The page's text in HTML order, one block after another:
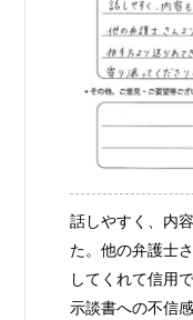
話しやすく、内
た。他の弁護士
してくれて信用
示談書への不信